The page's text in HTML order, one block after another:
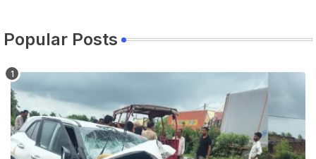
Popular Posts